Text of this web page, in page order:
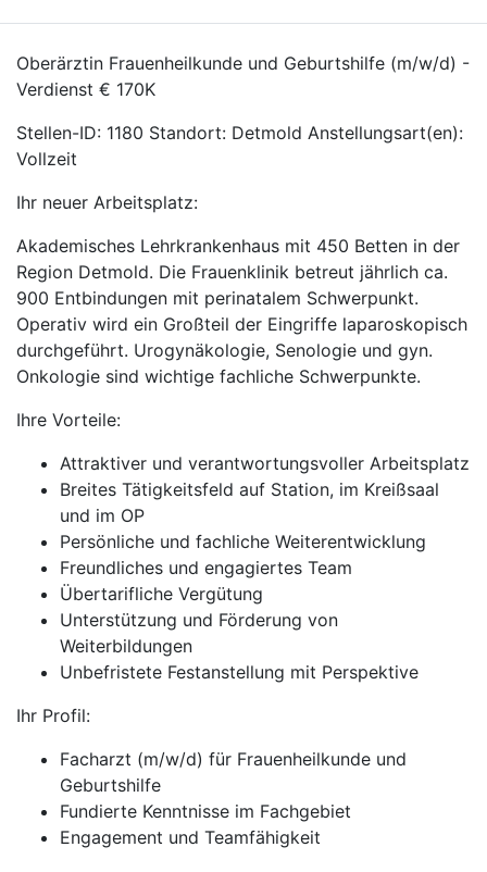
Oberärztin Frauenheilkunde und Geburtshilfe (m/w/d) -
Verdienst € 170K
Stellen-ID: 1180 Standort: Detmold Anstellungsart(en):
Vollzeit
Ihr neuer Arbeitsplatz:
Akademisches Lehrkrankenhaus mit 450 Betten in der
Region Detmold. Die Frauenklinik betreut jährlich ca.
900 Entbindungen mit perinatalem Schwerpunkt.
Operativ wird ein Großteil der Eingriffe laparoskopisch
durchgeführt. Urogynäkologie, Senologie und gyn.
Onkologie sind wichtige fachliche Schwerpunkte.
Ihre Vorteile:
Attraktiver und verantwortungsvoller Arbeitsplatz
Breites Tätigkeitsfeld auf Station, im Kreißsaal
und im OP
Persönliche und fachliche Weiterentwicklung
Freundliches und engagiertes Team
Übertarifliche Vergütung
Unterstützung und Förderung von
Weiterbildungen
Unbefristete Festanstellung mit Perspektive
Ihr Profil:
Facharzt (m/w/d) für Frauenheilkunde und
Geburtshilfe
Fundierte Kenntnisse im Fachgebiet
Engagement und Teamfähigkeit